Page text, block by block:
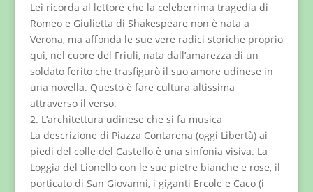
Lei ricorda al lettore che la celeberrima tragedia di
Romeo e Giulietta di Shakespeare non è nata a
Verona, ma affonda le sue vere radici storiche proprio
qui, nel cuore del Friuli, nata dall’amarezza di un
soldato ferito che trasfigurò il suo amore udinese in
una novella. Questo è fare cultura altissima
attraverso il verso.
2. L’architettura udinese che si fa musica
La descrizione di Piazza Contarena (oggi Libertà) ai
piedi del colle del Castello è una sinfonia visiva. La
Loggia del Lionello con le sue pietre bianche e rose, il
porticato di San Giovanni, i giganti Ercole e Caco (i